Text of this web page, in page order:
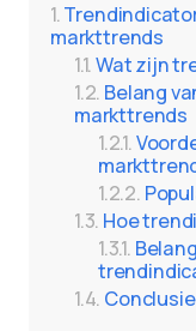
markttrends
Wat zijn
Belang
markttrends
Hoe
Conclusie